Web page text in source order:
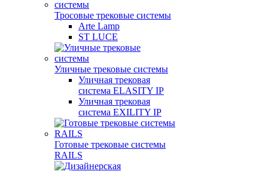
Тросовые трековые системы
Arte Lamp
ST LUCE
Уличные трековые системы
Уличная трековая
система ELASITY IP
Уличная трековая
система EXILITY IP
Готовые трековые системы
RAILS